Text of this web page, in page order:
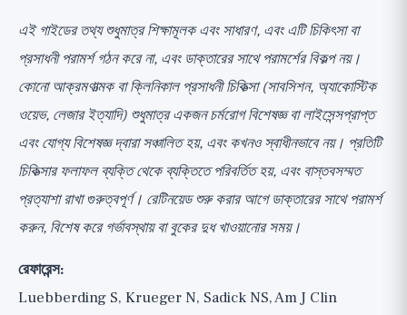
এই গাইডের তথ্য শুধুমাত্র শিক্ষামূলক এবং সাধারণ, এবং এটি চিকিৎসা বা
প্রসাধনী পরামর্শ গঠন করে না, এবং ডাক্তারের সাথে পরামর্শের বিকল্প নয়।
কোনো আক্রমণাত্মক বা ক্লিনিকাল প্রসাধনী চিকিত্সা (সাবসিশন, অ্যাকোস্টিক
ওয়েভ, লেজার ইত্যাদি) শুধুমাত্র একজন চর্মরোগ বিশেষজ্ঞ বা লাইসেন্সপ্রাপ্ত
এবং যোগ্য বিশেষজ্ঞ দ্বারা সঞ্চালিত হয়, এবং কখনও স্বাধীনভাবে নয়। প্রতিটি
চিকিত্সার ফলাফল ব্যক্তি থেকে ব্যক্তিতে পরিবর্তিত হয়, এবং বাস্তবসম্মত
প্রত্যাশা রাখা গুরুত্বপূর্ণ। রেটিনয়েড শুরু করার আগে ডাক্তারের সাথে পরামর্শ
করুন, বিশেষ করে গর্ভাবস্থায় বা বুকের দুধ খাওয়ানোর সময়।
রেফারেন্স:
Luebberding S, Krueger N, Sadick NS, Am J Clin